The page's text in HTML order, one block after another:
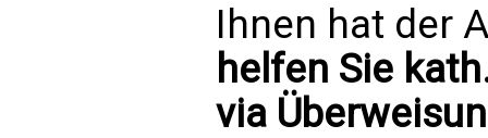
Ihnen hat der
helfen Sie
via